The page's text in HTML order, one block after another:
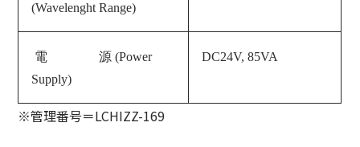
(Wavelenght Range)
電 源 (Power
Supply)
DC24V, 85VA
※管理番号＝LCHIZZ-169